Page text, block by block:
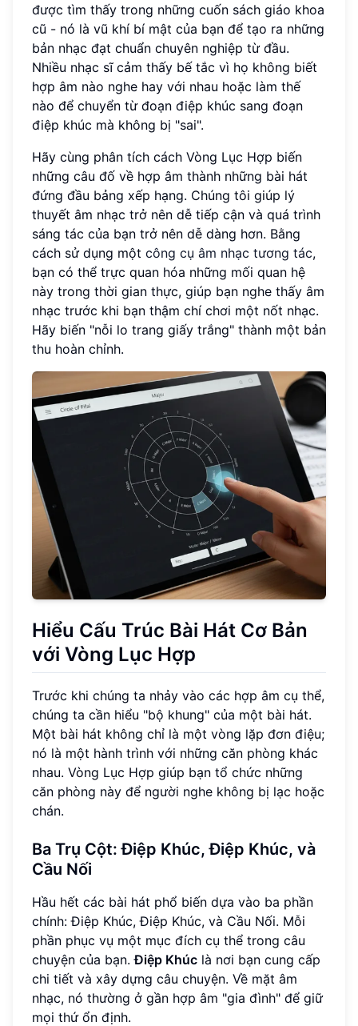
được tìm thấy trong những cuốn sách giáo khoa
cũ - nó là vũ khí bí mật của bạn để tạo ra những
bản nhạc đạt chuẩn chuyên nghiệp từ đầu.
Nhiều nhạc sĩ cảm thấy bế tắc vì họ không biết
hợp âm nào nghe hay với nhau hoặc làm thế
nào để chuyển từ đoạn điệp khúc sang đoạn
điệp khúc mà không bị "sai".
Hãy cùng phân tích cách Vòng Lục Hợp biến
những câu đố về hợp âm thành những bài hát
đứng đầu bảng xếp hạng. Chúng tôi giúp lý
thuyết âm nhạc trở nên dễ tiếp cận và quá trình
sáng tác của bạn trở nên dễ dàng hơn. Bằng
cách sử dụng một công cụ âm nhạc tương tác,
bạn có thể trực quan hóa những mối quan hệ
này trong thời gian thực, giúp bạn nghe thấy âm
nhạc trước khi bạn thậm chí chơi một nốt nhạc.
Hãy biến "nỗi lo trang giấy trắng" thành một bản
thu hoàn chỉnh.
Hiểu Cấu Trúc Bài Hát Cơ Bản
với Vòng Lục Hợp
Trước khi chúng ta nhảy vào các hợp âm cụ thể,
chúng ta cần hiểu "bộ khung" của một bài hát.
Một bài hát không chỉ là một vòng lặp đơn điệu;
nó là một hành trình với những căn phòng khác
nhau. Vòng Lục Hợp giúp bạn tổ chức những
căn phòng này để người nghe không bị lạc hoặc
chán.
Ba Trụ Cột: Điệp Khúc, Điệp Khúc, và
Cầu Nối
Hầu hết các bài hát phổ biến dựa vào ba phần
chính: Điệp Khúc, Điệp Khúc, và Cầu Nối. Mỗi
phần phục vụ một mục đích cụ thể trong câu
chuyện của bạn.Điệp Khúc là nơi bạn cung cấp
chi tiết và xây dựng câu chuyện. Về mặt âm
nhạc, nó thường ở gần hợp âm "gia đình" để giữ
mọi thứ ổn định.